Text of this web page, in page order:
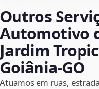
Outros
Automotivo
Jardim
Goiânia‑GO
Atuamos em ruas,